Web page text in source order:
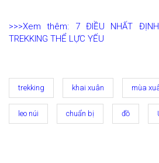
>>>Xem thêm: 7 ĐIỀU NHẤT
TREKKING THỂ LỰC YẾU
trekking khai xuân mùa
leo núi chuẩn bị đồ